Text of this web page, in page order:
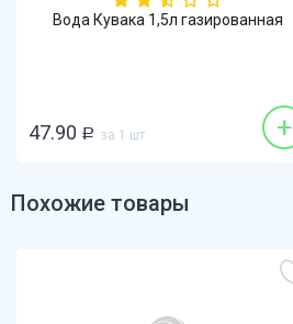
Вода Кувака 1,5л газированная
47.90 Р за 1 шт +
Похожие товары